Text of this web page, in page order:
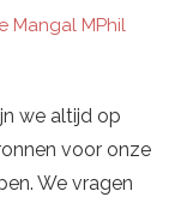
Mangal MPhil
we altijd op
voor onze
We vragen